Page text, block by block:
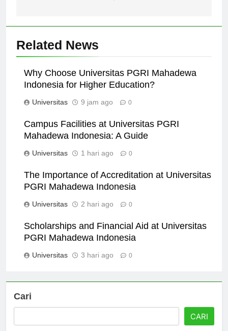
Related News
Why Choose Universitas PGRI Mahadewa
Indonesia for Higher Education?
Universitas 9 jam ago 0
Campus Facilities at Universitas PGRI
Mahadewa Indonesia: A Guide
Universitas 1 hari ago 0
The Importance of Accreditation at Universitas
PGRI Mahadewa Indonesia
Universitas 2 hari ago 0
Scholarships and Financial Aid at Universitas
PGRI Mahadewa Indonesia
Universitas 3 hari ago 0
Cari
CARI